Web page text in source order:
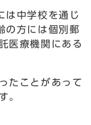
中学校を通じ
の方には個別郵
医療機関にある
たことがあって
。